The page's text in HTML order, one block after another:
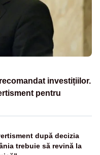
investițiilor.
pentru
după decizia
trebuie să revină la